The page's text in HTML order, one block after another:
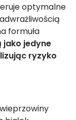
optymalne
formuła
jako jedyne
ryzyko
wieprzowiny